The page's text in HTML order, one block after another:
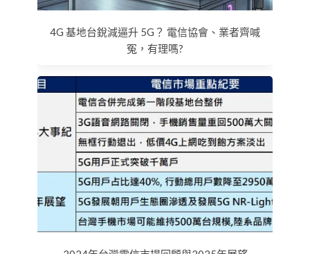
4G 基地台銳減逼升 5G？ 電信協會、業者齊喊
冤，有理嗎?